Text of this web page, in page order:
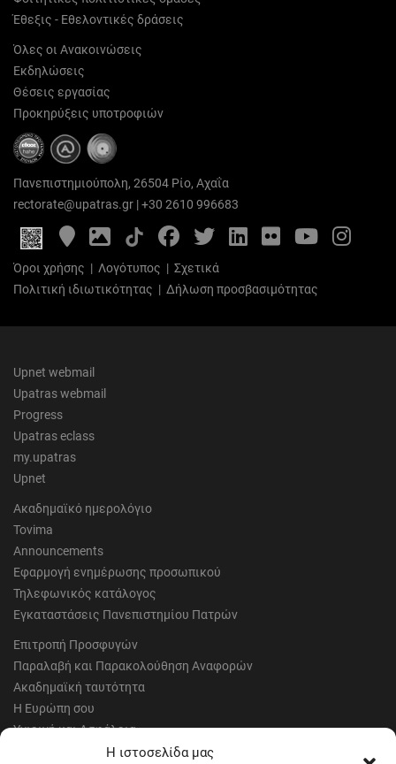
Η ιστοσελίδα μας
Έθεξις - Εθελοντικές δράσεις
Όλες οι Ανακοινώσεις
Εκδηλώσεις
Θέσεις εργασίας
Προκηρύξεις υποτροφιών
Πανεπιστημιούπολη, 26504 Ρίο, Αχαΐα
rectorate@upatras.gr |+30 2610 996683
Google
Maps
Photo
Gallery
FacebookTwitterLinkedIn
FlickrYouTube
Όροι χρήσης | Λογότυπος | Σχετικά
Πολιτική ιδιωτικότητας | Δήλωση προσβασιμότητας
Upnet webmail
Upatras webmail
Progress
Upatras eclass
my.upatras
Upnet
Ακαδημαϊκό ημερολόγιο
Tovima
Announcements
Εφαρμογή ενημέρωσης προσωπικού
Τηλεφωνικός κατάλογος
Εγκαταστάσεις Πανεπιστημίου Πατρών
Επιτροπή Προσφυγών
Παραλαβή και Παρακολούθηση Αναφορών
Ακαδημαϊκή ταυτότητα
Η Ευρώπη σου
Υγιεινή και Ασφάλεια
Έντυπα Οικονομικής Υπηρεσίας